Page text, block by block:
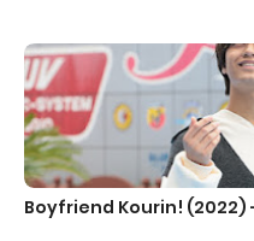
Boyfriend Kourin! (2022) -